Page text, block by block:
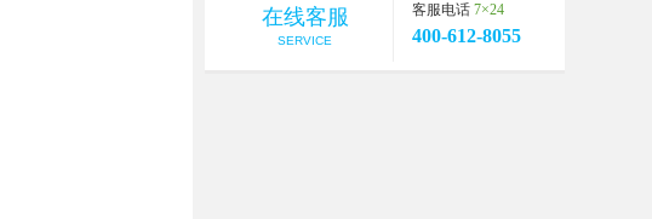
在线客服
SERVICE
客服电话 7×24
400-612-8055